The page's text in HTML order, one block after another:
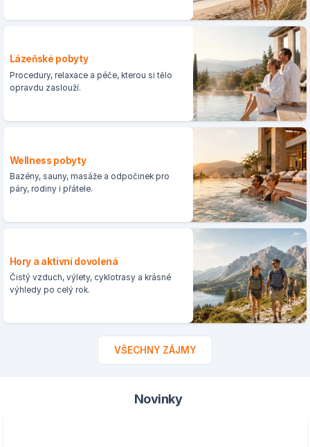
Lázeňské pobyty
Procedury, relaxace a péče, kterou si tělo
opravdu zaslouží.
Wellness pobyty
Bazény, sauny, masáže a odpočinek pro
páry, rodiny i přátele.
Hory a aktivní dovolená
Čistý vzduch, výlety, cyklotrasy a krásné
výhledy po celý rok.
VŠECHNY ZÁJMY
Novinky